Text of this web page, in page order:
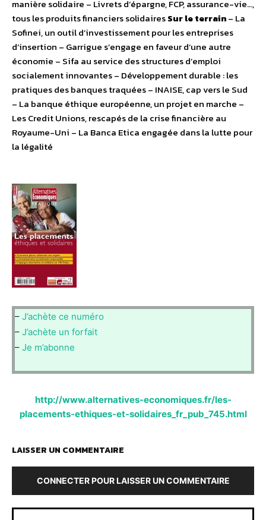
manière solidaire – Livrets d’épargne, FCP, assurance-vie…,
tous les produits financiers solidairesSur le terrain– La
Sofinei, un outil d’investissement pour les entreprises
d’insertion – Garrigue s’engage en faveur d’une autre
économie – Sifa au service des structures d’emploi
socialement innovantes – Développement durable : les
pratiques des banques traquées – INAISE, cap vers le Sud
– La banque éthique européenne, un projet en marche –
Les Credit Unions, rescapés de la crise financière au
Royaume-Uni – La Banca Etica engagée dans la lutte pour
la légalité
– J’achète ce numéro
– J’achète un forfait
– Je m’abonne
http://www.alternatives-economiques.fr/les-
placements-ethiques-et-solidaires_fr_pub_745.html
LAISSER UN COMMENTAIRE
CONNECTER POUR LAISSER UN COMMENTAIRE